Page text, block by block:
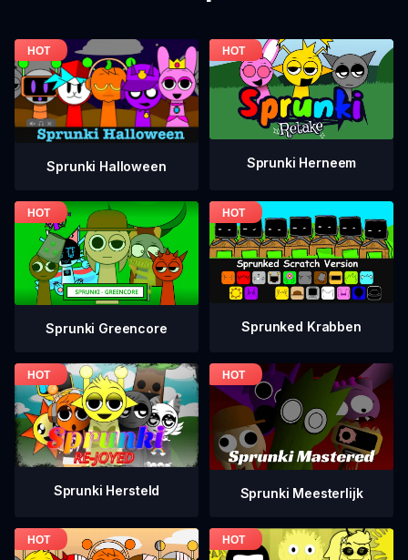
Sprunki Halloween Sprunki Herneem
Sprunki Greencore Sprunked Krabben
Sprunki Hersteld Sprunki Meesterlijk